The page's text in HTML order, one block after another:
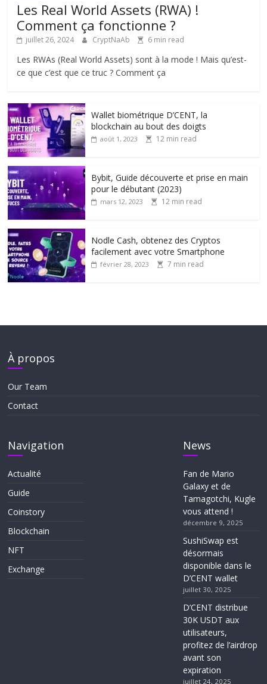
Les Real World Assets (RWA) !
Comment ça fonctionne ?
juillet 26, 2024 CryptNaAb 6 min read
Les RWAs (Real World Assets) sont à la mode ! Mais qu’est-
ce que c’est que ce truc ? Comment ça
Wallet biométrique D’CENT, la
blockchain au bout des doigts
août 1, 2023 12 min read
Bybit, Guide découverte et prise en main
pour le débutant (2023)
mars 12, 2023 12 min read
Nodle Cash, obtenez des Cryptos
facilement avec votre Smartphone
février 28, 2023 7 min read
À propos
Our Team
Contact
Navigation
Actualité
Guide
Coinstory
Blockchain
NFT
Exchange
News
Fan de Mario
Galaxy et de
Tamagotchi, Kugle
vous attend !
décembre 9, 2025
SushiSwap est
désormais
disponible dans le
D’CENT wallet
juillet 30, 2025
D’CENT distribue
30K USDT aux
utilisateurs,
profitez de l’airdrop
avant son
expiration
juillet 24, 2025